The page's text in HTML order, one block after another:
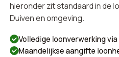
hieronder zit standaard in de
Duiven en omgeving.
Volledige loonverwerking via
Maandelijkse aangifte